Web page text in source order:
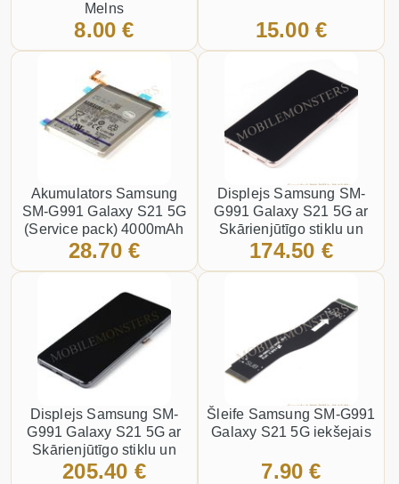
Melns
8.00 € 15.00 €
Akumulators Samsung
SM-G991 Galaxy S21 5G
(Service pack) 4000mAh
Li-Ion EB-BG991ABY
28.70 €
Displejs Samsung SM-
G991 Galaxy S21 5G ar
Skārienjūtīgo stiklu un
apkart ramiti, (Service
174.50 €
Displejs Samsung SM-
G991 Galaxy S21 5G ar
Skārienjūtīgo stiklu un
apkart ramiti, ar
205.40 €
Šleife Samsung SM-G991
Galaxy S21 5G iekšejais
7.90 €